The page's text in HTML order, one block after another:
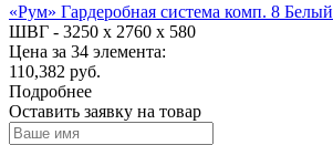
«Рум» Гардеробная система комп. 8 Белый
ШВГ - 3250 х 2760 х 580
Цена за 34 элемента:
110,382 руб.
Подробнее
Оставить заявку на товар